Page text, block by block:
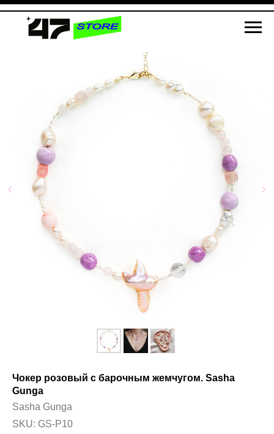
Чокер розовый с барочным жемчугом. Sasha
Gunga
Sasha Gunga
SKU: GS-P10